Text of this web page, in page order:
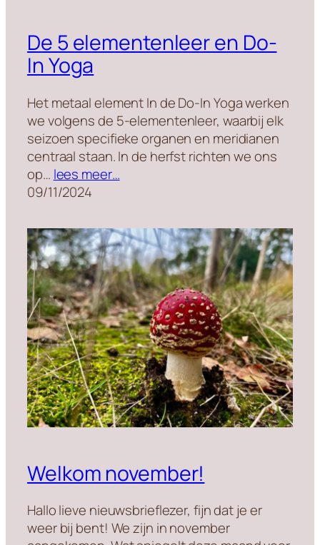
De 5 elementenleer en Do-
In Yoga
Het metaal element In de Do-In Yoga werken
we volgens de 5-elementenleer, waarbij elk
seizoen specifieke organen en meridianen
centraal staan. In de herfst richten we ons
op… lees meer…
09/11/2024
Welkom november!
Hallo lieve nieuwsbrieflezer, fijn dat je er
weer bij bent! We zijn in november